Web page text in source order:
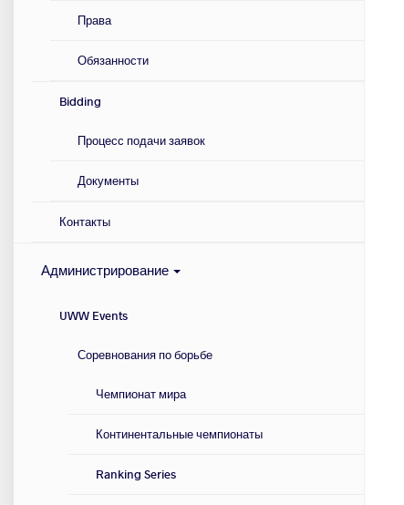
Права
Обязанности
Bidding
Процесс подачи заявок
Документы
Контакты
Администрирование
UWW Events
Соревнования по борьбе
Чемпионат мира
Континентальные чемпионаты
Ranking Series